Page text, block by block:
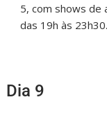
5, com shows de
das 19h às 23h30.
Dia 9